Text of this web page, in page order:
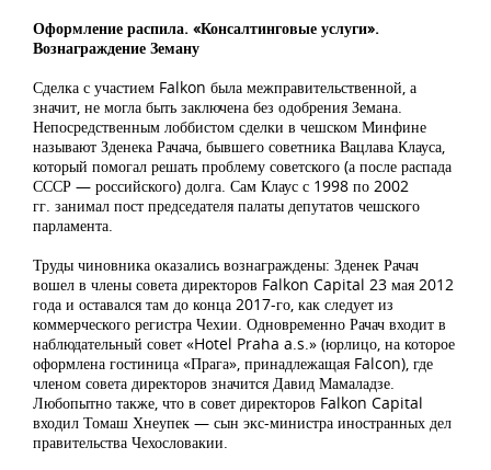
Оформление распила. «Консалтинговые услуги».
Вознаграждение Земану
Сделка с участием Falkon была межправительственной, а
значит, не могла быть заключена без одобрения Земана.
Непосредственным лоббистом сделки в чешском Минфине
называют Зденека Рачача, бывшего советника Вацлава Клауса,
который помогал решать проблему советского (а после распада
СССР — российского) долга. Сам Клаус с 1998 по 2002
гг. занимал пост председателя палаты депутатов чешского
парламента.
Труды чиновника оказались вознаграждены: Зденек Рачач
вошел в члены совета директоров Falkon Capital 23 мая 2012
года и оставался там до конца 2017-го, как следует из
коммерческого регистра Чехии. Одновременно Рачач входит в
наблюдательный совет «Hotel Praha a.s.» (юрлицо, на которое
оформлена гостиница «Прага», принадлежащая Falcon), где
членом совета директоров значится Давид Мамаладзе.
Любопытно также, что в совет директоров Falkon Capital
входил Томаш Хнеупек — сын экс-министра иностранных дел
правительства Чехословакии.